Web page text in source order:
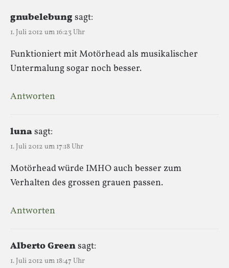
gnubelebungsagt:
1. Juli 2012 um 16:23 Uhr
Funktioniert mit Motörhead als musikalischer
Untermalung sogar noch besser.
Antworten
lunasagt:
1. Juli 2012 um 17:18 Uhr
Motörhead würde IMHO auch besser zum
Verhalten des grossen grauen passen.
Antworten
Alberto Greensagt:
1. Juli 2012 um 18:47 Uhr